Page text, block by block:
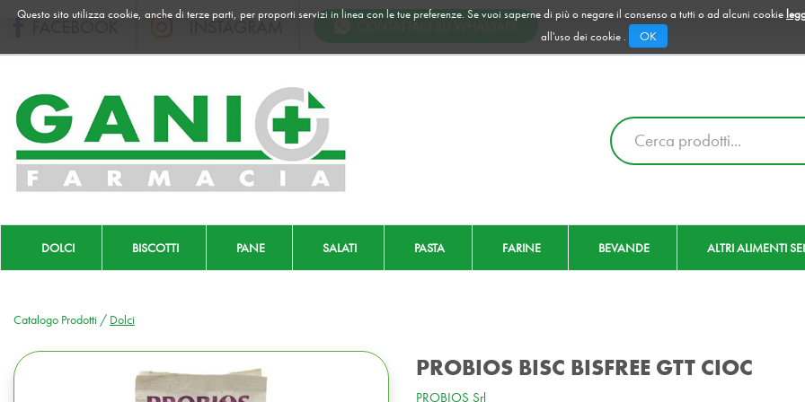
PassaQuesto sito utilizza cookie, anche di terze parti, per proporti servizi in linea con le tue preferenze. Se vuoi saperne di più o negare il consenso a tutti o ad alcuni cookie
all'uso dei cookie .
OK
Farmacia
Gani
|
Ordina
online
Cerca
Prodotto
DOLCI BISCOTTI PANE SALATI PASTA FARINE BEVANDE ALTRI ALIMENTI
Catalogo Prodotti / Dolci
PROBIOS BISC BISFREE GTT CIOC
PROBIOS Srl